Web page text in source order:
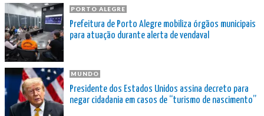
PORTO ALEGRE
Prefeitura de Porto Alegre mobiliza órgãos municipais
para atuação durante alerta de vendaval
MUNDO
Presidente dos Estados Unidos assina decreto para
negar cidadania em casos de “turismo de nascimento”